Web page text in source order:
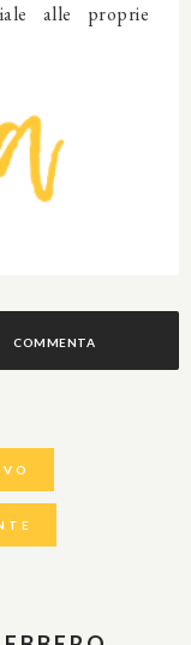
alle proprie
COMMENTA